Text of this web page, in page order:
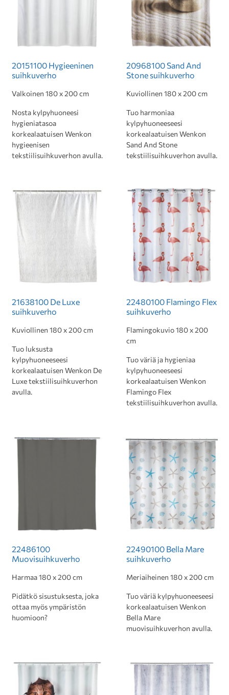
20151100 Hygieeninen
suihkuverho
Valkoinen 180 x 200 cm
Nosta kylpyhuoneesi
hygieniatasoa
korkealaatuisen Wenkon
hygieenisen
tekstiilisuihkuverhon avulla.
20968100 Sand And
Stone suihkuverho
Kuviollinen 180 x 200 cm
Tuo harmoniaa
kylpyhuoneeseesi
korkealaatuisen Wenkon
Sand And Stone
tekstiilisuihkuverhon avulla.
21638100 De Luxe
suihkuverho
Kuviollinen 180 x 200 cm
Tuo luksusta
kylpyhuoneeseesi
korkealaatuisen Wenkon De
Luxe tekstiilisuihkuverhon
avulla.
22480100 Flamingo Flex
suihkuverho
Flamingokuvio 180 x 200
cm
Tuo väriä ja hygieniaa
kylpyhuoneeseesi
korkealaatuisen Wenkon
Flamingo Flex
tekstiilisuihkuverhon avulla.
22486100
Muovisuihkuverho
Harmaa 180 x 200 cm
Pidätkö sisustuksesta, joka
ottaa myös ympäristön
huomioon?
22490100 Bella Mare
suihkuverho
Meriaiheinen 180 x 200 cm
Tuo väriä kylpyhuoneeseesi
korkealaatuisen Wenkon
Bella Mare
muovisuihkuverhon avulla.